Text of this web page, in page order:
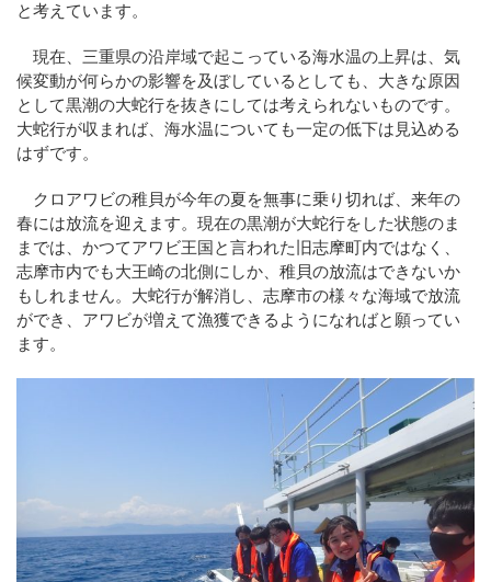
と考えています。
現在、三重県の沿岸域で起こっている海水温の上昇は、気
候変動が何らかの影響を及ぼしているとしても、大きな原因
として黒潮の大蛇行を抜きにしては考えられないものです。
大蛇行が収まれば、海水温についても一定の低下は見込める
はずです。
クロアワビの稚貝が今年の夏を無事に乗り切れば、来年の
春には放流を迎えます。現在の黒潮が大蛇行をした状態のま
までは、かつてアワビ王国と言われた旧志摩町内ではなく、
志摩市内でも大王崎の北側にしか、稚貝の放流はできないか
もしれません。大蛇行が解消し、志摩市の様々な海域で放流
ができ、アワビが増えて漁獲できるようになればと願ってい
ます。